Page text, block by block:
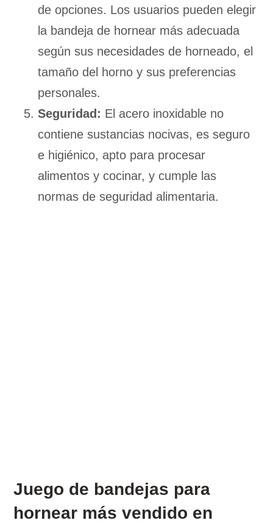
de opciones. Los usuarios pueden elegir
la bandeja de hornear más adecuada
según sus necesidades de horneado, el
tamaño del horno y sus preferencias
personales.
Seguridad: El acero inoxidable no
contiene sustancias nocivas, es seguro
e higiénico, apto para procesar
alimentos y cocinar, y cumple las
normas de seguridad alimentaria.
Juego de bandejas para
hornear más vendido en